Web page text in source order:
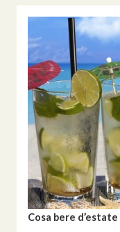
Cosa bere d’estate